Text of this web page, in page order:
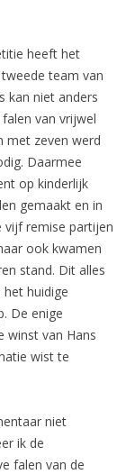
heeft het
team van
kan niet anders
van vrijwel
met zeven werd
Daarmee
op kinderlijk
gemaakt en in
vijf remise partijen
ook kwamen
stand. Dit alles
huidige
De enige
winst van Hans
wist te
niet
ik de
falen van de